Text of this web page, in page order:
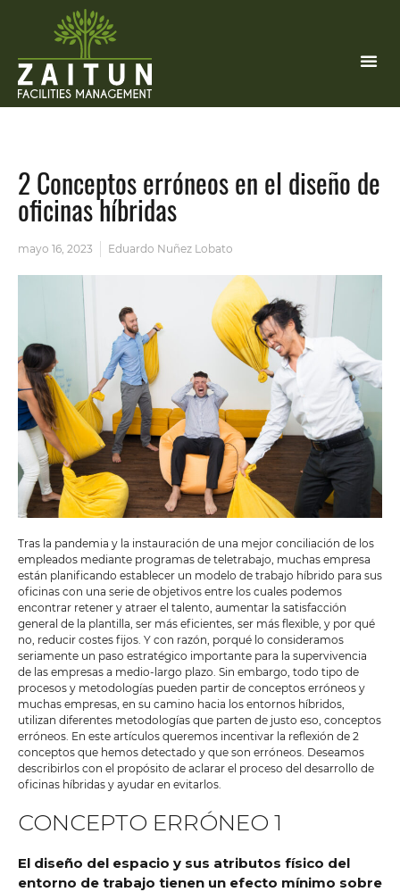
2 Conceptos erróneos en el diseño de
oficinas híbridas
mayo 16, 2023 Eduardo Nuñez Lobato
Tras la pandemia y la instauración de una mejor conciliación de los
empleados mediante programas de teletrabajo, muchas empresa
están planificando establecer un modelo de trabajo híbrido para sus
oficinas con una serie de objetivos entre los cuales podemos
encontrar retener y atraer el talento, aumentar la satisfacción
general de la plantilla, ser más eficientes, ser más flexible, y por qué
no, reducir costes fijos. Y con razón, porqué lo consideramos
seriamente un paso estratégico importante para la supervivencia
de las empresas a medio-largo plazo. Sin embargo, todo tipo de
procesos y metodologías pueden partir de conceptos erróneos y
muchas empresas, en su camino hacia los entornos híbridos,
utilizan diferentes metodologías que parten de justo eso, conceptos
erróneos. En este artículos queremos incentivar la reflexión de 2
conceptos que hemos detectado y que son erróneos. Deseamos
describirlos con el propósito de aclarar el proceso del desarrollo de
oficinas híbridas y ayudar en evitarlos.
CONCEPTO ERRÓNEO 1
El diseño del espacio y sus atributos físico del
entorno de trabajo tienen un efecto mínimo sobre